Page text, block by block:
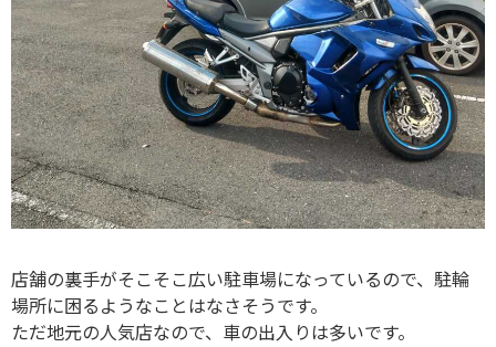
店舗の裏手がそこそこ広い駐車場になっているので、駐輪
場所に困るようなことはなさそうです。
ただ地元の人気店なので、車の出入りは多いです。